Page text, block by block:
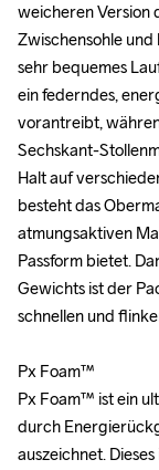
weicheren Version
Zwischensohle
sehr bequemes
ein federndes,
vorantreibt,
Sechskant-
Halt auf
besteht das
atmungsaktiven
Passform bietet.
Gewichts ist der
schnellen und
Px Foam™
Px Foam™ ist ein
durch
auszeichnet.
weicheren Version
Zwischensohle
sehr bequemes
ein federndes,
vorantreibt,
Sechskant-
Halt auf
besteht das
atmungsaktiven
Passform bietet.
Gewichts ist der
schnellen und
Px Foam™
Px Foam™ ist ein
durch
auszeichnet.